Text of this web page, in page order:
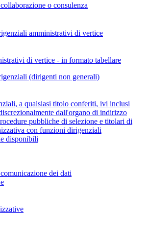
o consulenza
amministrativi di vertice
di vertice - in formato tabellare
(dirigenti non generali)
a qualsiasi titolo conferiti, ivi inclusi
dall'organo di indirizzo
pubbliche di selezione e titolari di
con funzioni dirigenziali
disponibili
dei dati